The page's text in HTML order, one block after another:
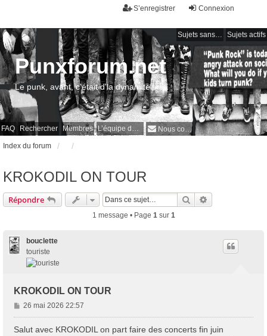
Connexion
S’enregistrer
Sujets sans réponse Sujets actifs
FAQ Rechercher Membres L’équipe du forum Nous contacter
Punxforum.net
Le punk, avant, c'était d'la dynamite !
Index du forum
KROKODIL ON TOUR
Répondre Rechercher
1 message • Page 1sur 1
bouclette
touriste
KROKODIL ON TOUR
M
e
26 mai 2026 22:57
Salut avec KROKODIL on part faire des concerts fin juin